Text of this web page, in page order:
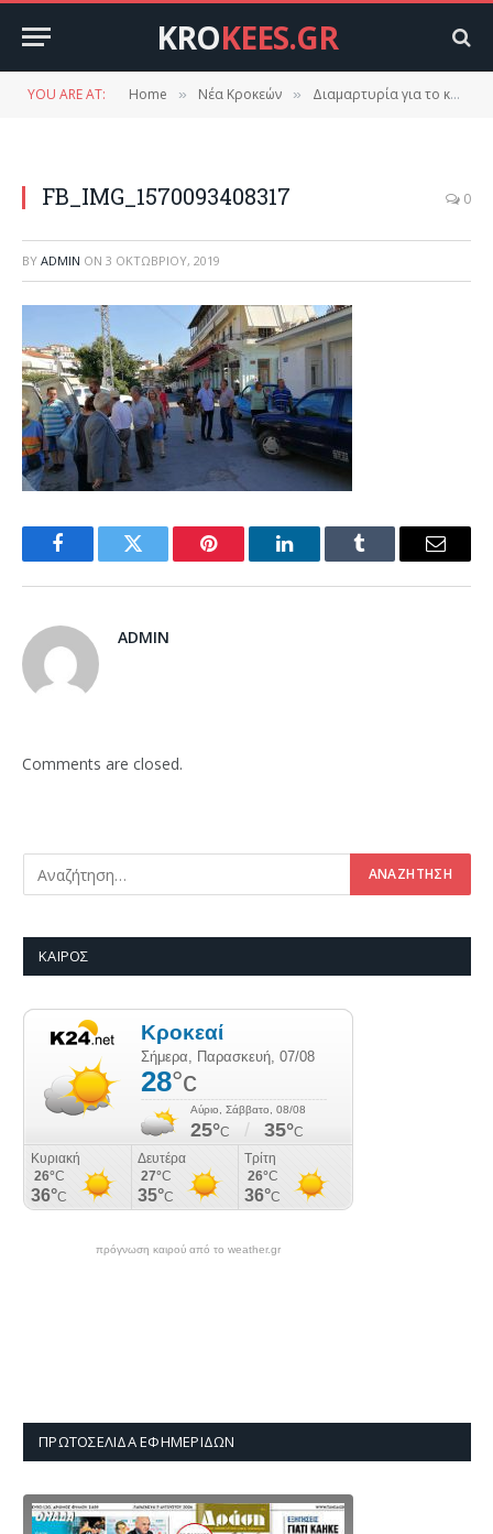
KROKEES.GR
YOU ARE AT: Home » Νέα Κροκεών » Διαμαρτυρία για το κλείσιμο της τράπεζας στις Κροκεές.(φώτο βίντεο)
FB_IMG_1570093408317 0
BY ADMIN ON 3 ΟΚΤΩΒΡΊΟΥ, 2019
FacebookTwitter Pinterest LinkedInTumblr Email
ADMIN
Comments are closed.
ΚΑΙΡΌΣ
πρόγνωση καιρού από το weather.gr
ΠΡΩΤΟΣΈΛΙΔΑ ΕΦΗΜΕΡΊΔΩΝ